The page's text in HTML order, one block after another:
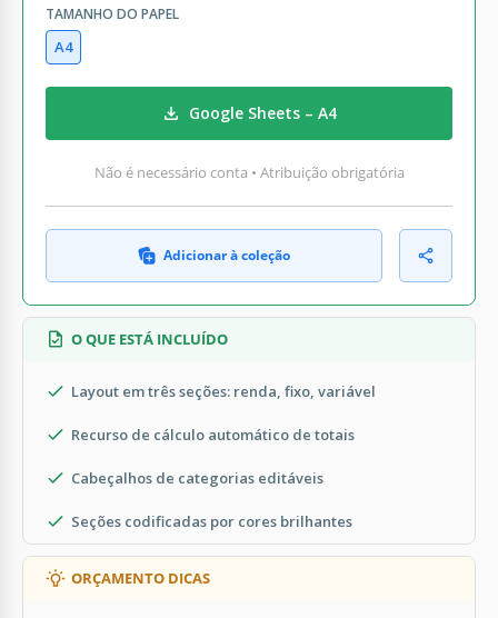
TAMANHO DO PAPEL
A4
Google Sheets – A4
Não é necessário conta • Atribuição obrigatória
Adicionar à coleção
O QUE ESTÁ INCLUÍDO
Layout em três seções: renda, fixo, variável
Recurso de cálculo automático de totais
Cabeçalhos de categorias editáveis
Seções codificadas por cores brilhantes
ORÇAMENTO DICAS